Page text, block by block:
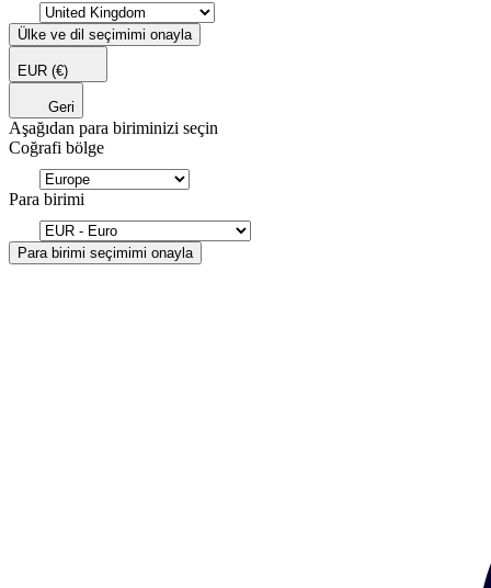
Ülke ve dil seçimimi onayla
EUR (€)
Geri
Aşağıdan para biriminizi seçin
Coğrafi bölge
Para birimi
Para birimi seçimimi onayla